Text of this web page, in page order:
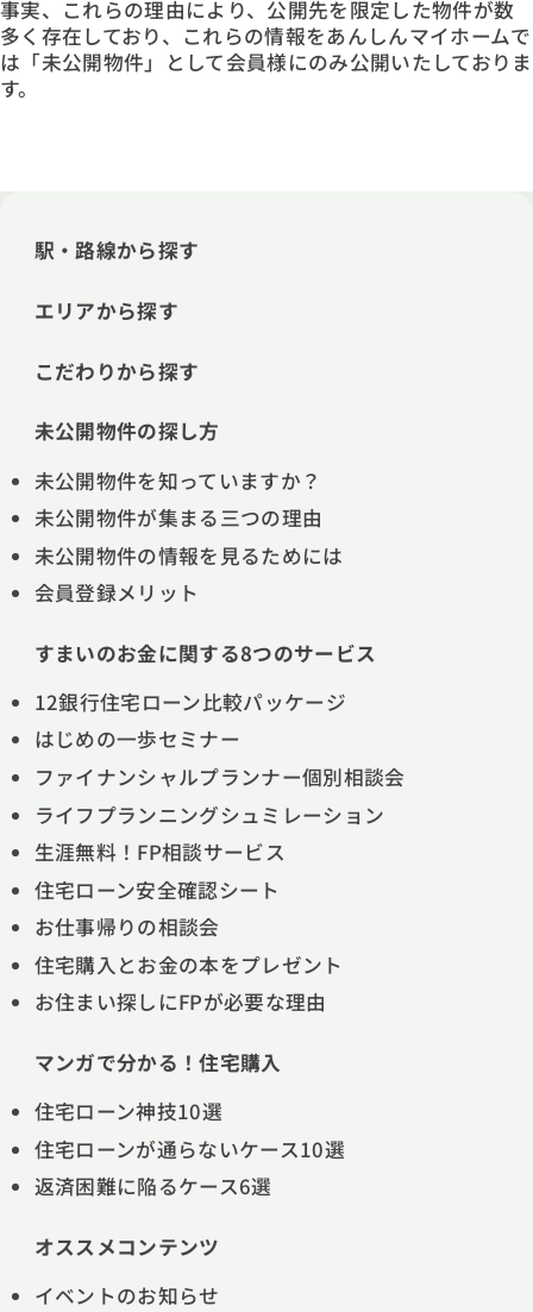
事実、これらの理由により、公開先を限定した物件が数
多く存在しており、これらの情報をあんしんマイホームで
は「未公開物件」として会員様にのみ公開いたしておりま
す。
駅・路線から探す
エリアから探す
こだわりから探す
未公開物件の探し方
未公開物件を知っていますか？
未公開物件が集まる三つの理由
未公開物件の情報を見るためには
会員登録メリット
すまいのお金に関する8つのサービス
12銀行住宅ローン比較パッケージ
はじめの一歩セミナー
ファイナンシャルプランナー個別相談会
ライフプランニングシュミレーション
生涯無料！FP相談サービス
住宅ローン安全確認シート
お仕事帰りの相談会
住宅購入とお金の本をプレゼント
お住まい探しにFPが必要な理由
マンガで分かる！住宅購入
住宅ローン神技10選
住宅ローンが通らないケース10選
返済困難に陥るケース6選
オススメコンテンツ
イベントのお知らせ